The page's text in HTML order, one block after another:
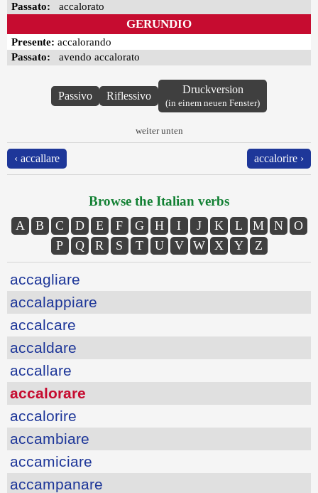
Passato: accalorato
GERUNDIO
Presente: accalorando
Passato: avendo accalorato
Passivo Riflessivo
Druckversion
(in einem neuen Fenster)
weiter unten
‹ accallare accalorire ›
Browse the Italian verbs
A B C D E F G H I J K L M N
O
P
Q R S T U V W X Y Z
accagliare
accalappiare
accalcare
accaldare
accallare
accalorare
accalorire
accambiare
accamiciare
accampanare